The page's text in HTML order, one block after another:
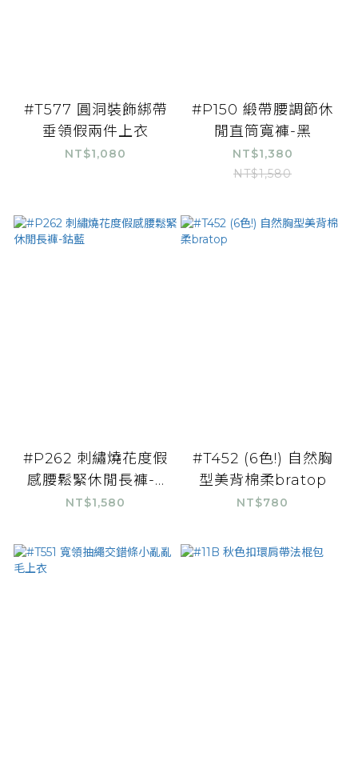
#T577 圓洞裝飾綁帶
垂領假兩件上衣
NT$1,080
#P150 緞帶腰調節休
閒直筒寬褲-黑
NT$1,380
NT$1,580
#P262 刺繡燒花度假
感腰鬆緊休閒長褲-...
NT$1,580
#T452 (6色!) 自然胸
型美背棉柔bratop
NT$780